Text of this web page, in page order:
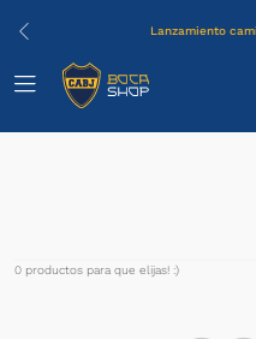
Lanzamiento
0 productos